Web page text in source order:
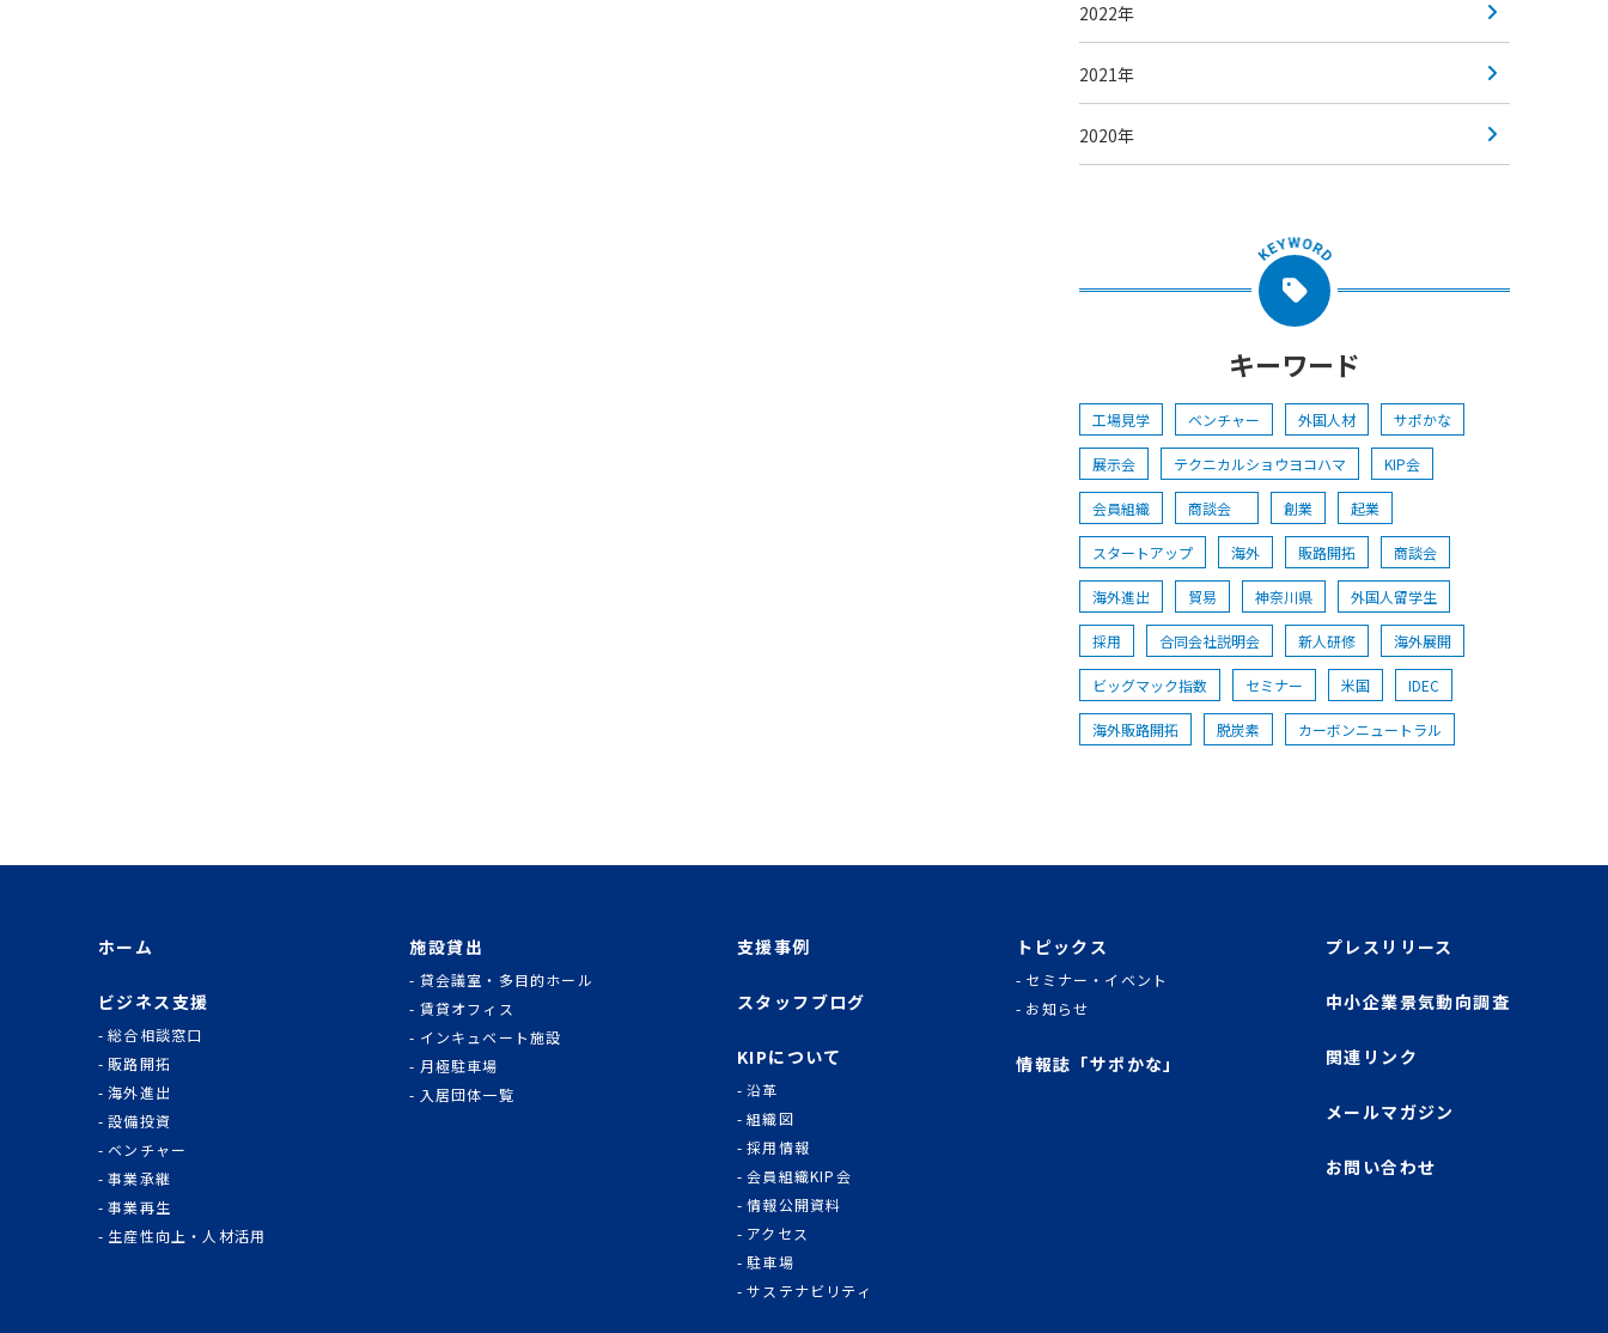
2022年
2021年
2020年
キーワード
工場見学 ベンチャー 外国人材 サポかな
展示会 テクニカルショウヨコハマ KIP会
会員組織 商談会 創業 起業
スタートアップ 海外 販路開拓 商談会
海外進出 貿易 神奈川県 外国人留学生
採用 合同会社説明会 新人研修 海外展開
ビッグマック指数 セミナー 米国 IDEC
海外販路開拓 脱炭素 カーボンニュートラル
ホーム
ビジネス支援
総合相談窓口
販路開拓
海外進出
設備投資
ベンチャー
事業承継
事業再生
生産性向上・人材活用
施設貸出
貸会議室・多目的ホール
賃貸オフィス
インキュベート施設
月極駐車場
入居団体一覧
支援事例
スタッフブログ
KIPについて
沿革
組織図
採用情報
会員組織KIP会
情報公開資料
アクセス
駐車場
サステナビリティ
トピックス
セミナー・イベント
お知らせ
情報誌「サポかな」
プレスリリース
中小企業景気動向調査
関連リンク
メールマガジン
お問い合わせ